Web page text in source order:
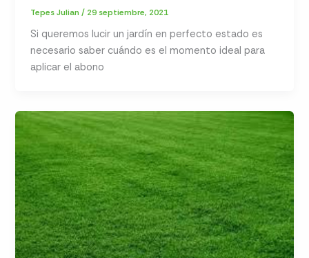
Tepes Julian/ 29 septiembre, 2021
Si queremos lucir un jardín en perfecto estado es
necesario saber cuándo es el momento ideal para
aplicar el abono